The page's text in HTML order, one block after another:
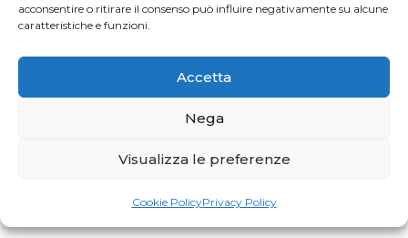
acconsentire o ritirare il consenso può influire negativamente su alcune
caratteristiche e funzioni.
Accetta
Nega
Visualizza le preferenze
Cookie PolicyPrivacy Policy